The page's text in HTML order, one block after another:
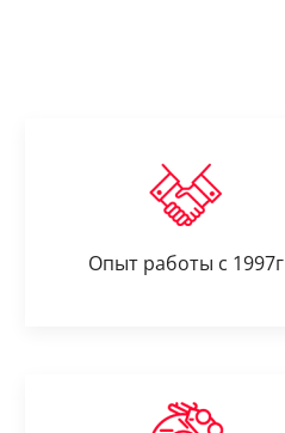
Опыт работы с 1997г